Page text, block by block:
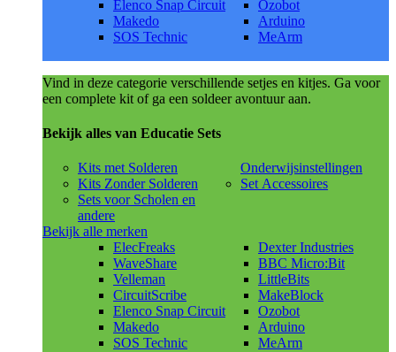
Elenco Snap Circuit
Makedo
SOS Technic
Ozobot
Arduino
MeArm
Vind in deze categorie verschillende setjes en kitjes. Ga voor
een complete kit of ga een soldeer avontuur aan.
Bekijk alles van Educatie Sets
Kits met Solderen
Kits Zonder Solderen
Sets voor Scholen en
andere
Onderwijsinstellingen
Set Accessoires
Bekijk alle merken
ElecFreaks
WaveShare
Velleman
CircuitScribe
Elenco Snap Circuit
Makedo
SOS Technic
Dexter Industries
BBC Micro:Bit
LittleBits
MakeBlock
Ozobot
Arduino
MeArm